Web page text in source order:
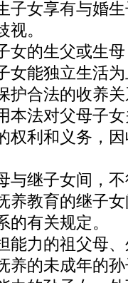
享有与婚生
。
的生父或生母
女能独立生活
法的收养关
本法对父母子
利和义务，因
子女间，不
教育的继子女
有关规定。
的祖父母、
养的未成年的